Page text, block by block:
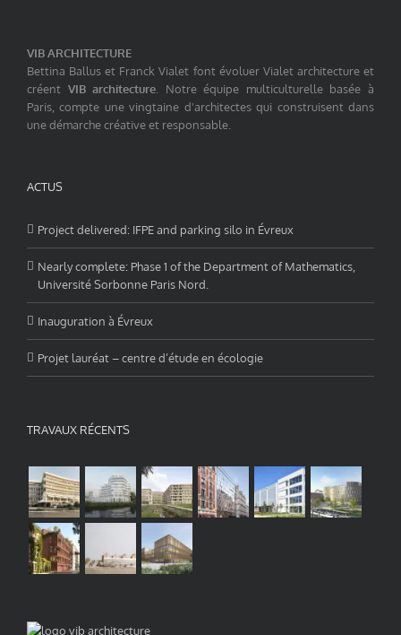
VIB ARCHITECTURE
Bettina Ballus et Franck Vialet font évoluer Vialet architecture et
créent VIB architecture . Notre équipe multiculturelle basée à
Paris, compte une vingtaine d'architectes qui construisent dans
une démarche créative et responsable.
ACTUS
Project delivered: IFPE and parking silo in Évreux
Nearly complete: Phase 1 of the Department of Mathematics,
Université Sorbonne Paris Nord.
Inauguration à Évreux
Projet lauréat – centre d’étude en écologie
TRAVAUX RÉCENTS